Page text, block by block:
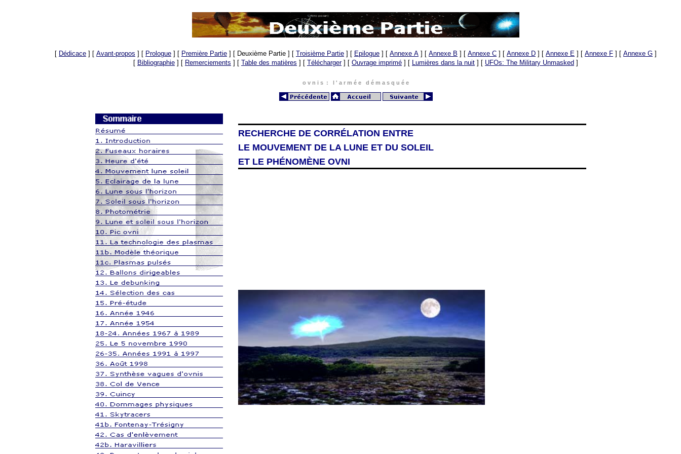
[ Dédicace ] [ Avant-propos ] [ Prologue ] [ Première Partie ] [ Deuxième Partie ] [ Troisième Partie ] [ Epilogue ] [ Annexe A ] [ Annexe B ] [ Annexe C ] [ Annexe D ] [ Annexe E ] [ Annexe F ] [ Annexe G ]
[ Bibliographie ] [ Remerciements ] [ Table des matières ] [ Télécharger] [ Ouvrage imprimé ] [ Lumières dans la nuit ] [ UFOs: The Military Unmasked ]
o v n i s : l ' a r m é e d é m a s q u é e
RECHERCHE DE CORRÉLATION ENTRE
LE MOUVEMENT DE LA LUNE ET DU SOLEIL
ET LE PHÉNOMÈNE OVNI